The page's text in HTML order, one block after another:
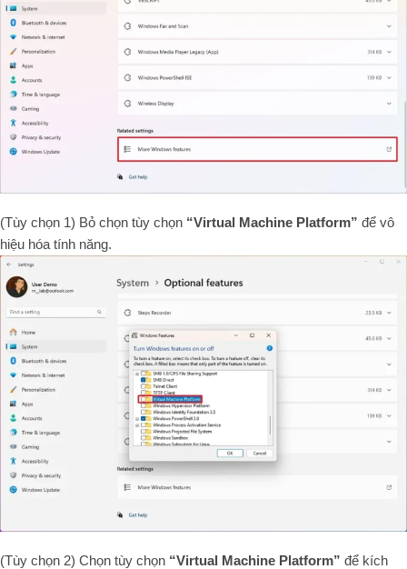
(Tùy chọn 1) Bỏ chọn tùy chọn “Virtual Machine Platform” để vô
hiệu hóa tính năng.
(Tùy chọn 2) Chọn tùy chọn “Virtual Machine Platform” để kích